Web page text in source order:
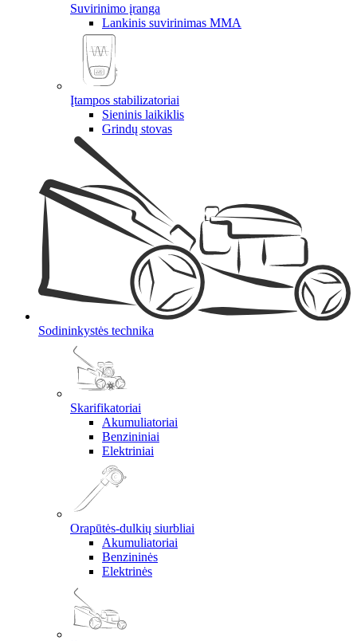
Suvirinimo įranga
Lankinis suvirinimas MMA
Įtampos stabilizatoriai
Sieninis laikiklis
Grindų stovas
Sodininkystės technika
Skarifikatoriai
Akumuliatoriai
Benzininiai
Elektriniai
Orapūtės-dulkių siurbliai
Akumuliatoriai
Benzininės
Elektrinės